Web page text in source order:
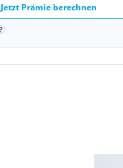
Jetzt Prämie berechnen